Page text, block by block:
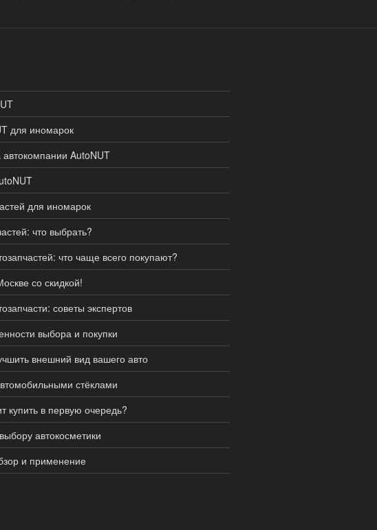
для иномарок
автокомпании AutoNUT
для иномарок
что выбрать?
что чаще всего покупают?
со скидкой!
советы экспертов
выбора и покупки
внешний вид вашего авто
стёклами
купить в первую очередь?
автокосметики
и применение